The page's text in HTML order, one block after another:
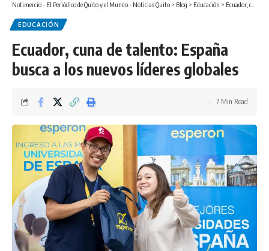
Notimercio - El Periódico de Quito y el Mundo - Noticias Quito > Blog > Educación > Ecuador, cuna de talento: España busca a los nuevos líderes globales
EDUCACIÓN
Ecuador, cuna de talento: España
busca a los nuevos líderes globales
7 Min Read